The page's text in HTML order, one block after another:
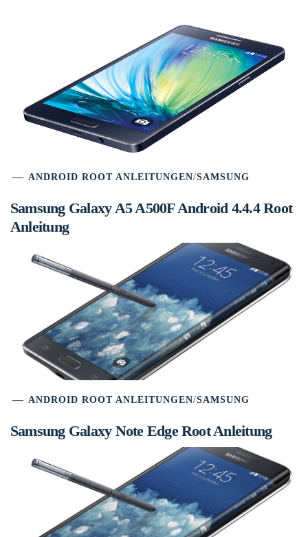
ANDROID ROOT ANLEITUNGEN/SAMSUNG
Samsung Galaxy A5 A500F Android 4.4.4 Root
Anleitung
ANDROID ROOT ANLEITUNGEN/SAMSUNG
Samsung Galaxy Note Edge Root Anleitung